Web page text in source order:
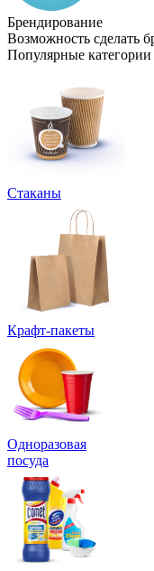
Брендирование
Возможность сделать
Популярные категории
Стаканы
Крафт-пакеты
Одноразовая
посуда